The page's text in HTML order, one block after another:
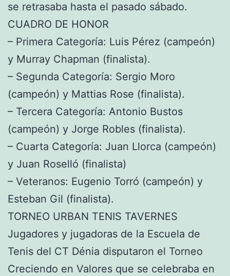
se retrasaba hasta el pasado sábado.
CUADRO DE HONOR
– Primera Categoría: Luis Pérez (campeón)
y Murray Chapman (finalista).
– Segunda Categoría: Sergio Moro
(campeón) y Mattias Rose (finalista).
– Tercera Categoría: Antonio Bustos
(campeón) y Jorge Robles (finalista).
– Cuarta Categoría: Juan Llorca (campeón)
y Juan Roselló (finalista)
– Veteranos: Eugenio Torró (campeón) y
Esteban Gil (finalista).
TORNEO URBAN TENIS TAVERNES
Jugadores y jugadoras de la Escuela de
Tenis del CT Dénia disputaron el Torneo
Creciendo en Valores que se celebraba en